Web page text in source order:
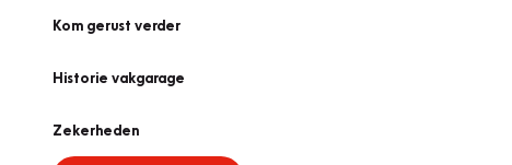
Kom gerust verder
Historie vakgarage
Zekerheden